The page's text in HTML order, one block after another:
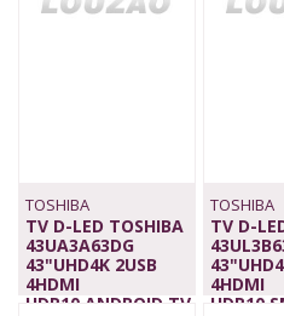
TOSHIBA
TV D-LED TOSHIBA
43UA3A63DG
43"UHD4K 2USB
4HDMI
HDR10,ANDROID TV,
TOSHIBA
TV D-
4HDMI